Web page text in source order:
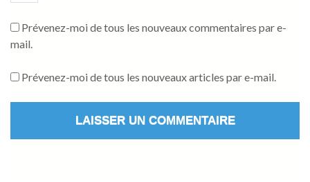
Prévenez-moi de tous les nouveaux commentaires par e-
mail.
Prévenez-moi de tous les nouveaux articles par e-mail.